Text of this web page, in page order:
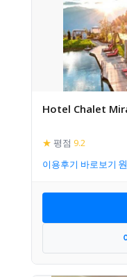
Hotel Chalet
★ 평점 9.2
이용후기 바로보기